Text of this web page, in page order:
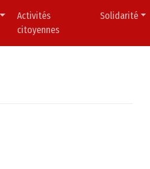
Activités
citoyennes
Solidarité